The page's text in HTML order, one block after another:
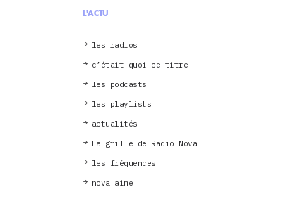
L'ACTU
les radios
c’était quoi ce titre
les podcasts
les playlists
actualités
La grille de Radio Nova
les fréquences
nova aime